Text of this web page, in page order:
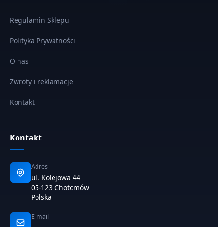
Regulamin Sklepu
Polityka Prywatności
O nas
Zwroty i reklamacje
Kontakt
Kontakt
Adres
ul. Kolejowa 44
05-123 Chotomów
Polska
E-mail